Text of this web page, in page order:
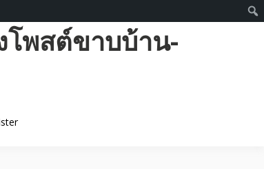
โพสต์ขาบบ้าน-